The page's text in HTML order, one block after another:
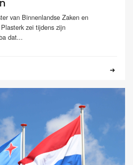
van Binnenlandse Zaken en
zei tijdens zijn
dat...